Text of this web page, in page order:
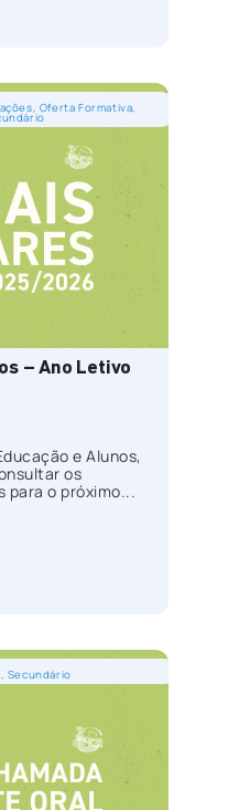
Oferta Formativa
– Ano Letivo
e Alunos,
os
para o próximo...
Secundário